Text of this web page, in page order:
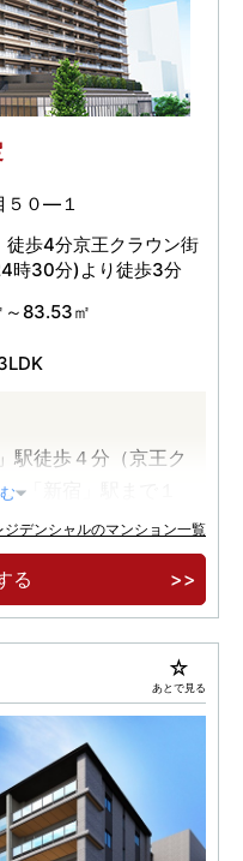
５０―１
徒歩4分京王クラウン街
時30分)より徒歩3分
83.53㎡
駅徒歩４分（京王ク
「新宿」駅まで１
。住・商・業・育の
ラグシップタワー
の住宅エリアが実現
デンシャルのマンション一覧
る
あとで見る